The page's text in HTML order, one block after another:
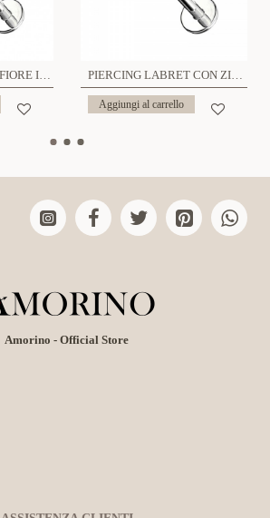
PIERCING LABRET FIORE IN ZIRCONIA - 6621124079662 PIERCING LABRET CON ZIRCONIA PUNTO LUCE - JQ280L001/JQ320L001
Aggiungi al carrello
Amorino - Official Store